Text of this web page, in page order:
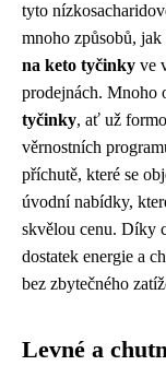
tyto
mnoho způsobů,
na keto tyčinky ve
prodejnách. Mnoho
tyčinky, ať už
věrnostních
příchutě, které se
úvodní nabídky,
skvělou cenu. Díky
dostatek energie a
bez zbytečného
Levné a